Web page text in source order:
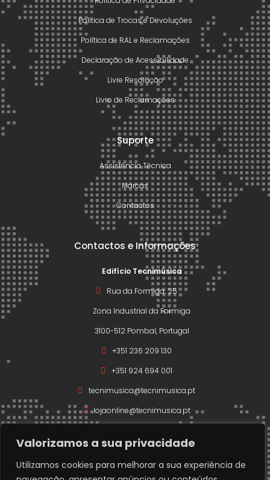
Valorizamos a sua privacidade
Utilizamos cookies para melhorar a sua experiência de
Política de Trocas e Devoluções
Política de RAL e Reclamações
Declaração de Acessibilidade
Livre Resolução
Livro de Reclamações
Suporte
Assistência Técnica
Marcas
Contactos
Contactos e Informações
Edifício Tecnimúsica
Rua da Formiga, 25
Zona Industrial da Formiga
3100-512 Pombal, Portugal
+351 236 209 130
+351 924 694 001
tecnimusica@tecnimusica.pt
lojaonline@tecnimusica.pt